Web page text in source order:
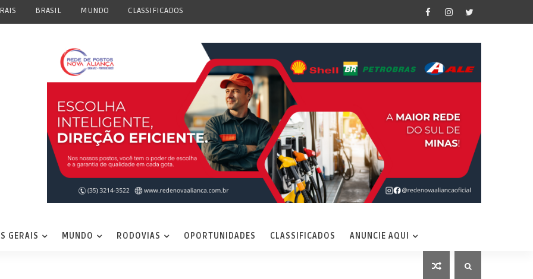
BRASIL MUNDO CLASSIFICADOS
GERAIS MUNDO RODOVIAS OPORTUNIDADES CLASSIFICADOS ANUNCIE AQUI